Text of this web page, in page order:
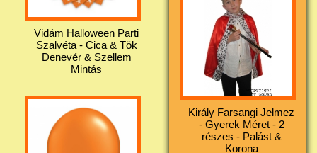
Vidám Halloween Parti
Szalvéta - Cica & Tök
Denevér & Szellem
Mintás
Király Farsangi Jelmez
- Gyerek Méret - 2
részes - Palást &
Korona